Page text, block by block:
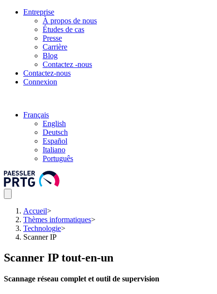
Entreprise
À propos de nous
Études de cas
Presse
Carrière
Blog
Contactez -nous
Contactez-nous
Connexion
Français
English
Deutsch
Español
Italiano
Português
Accueil>
Thèmes informatiques>
Technologie>
Scanner IP
Scanner IP tout-en-un
Scannage réseau complet et outil de supervision